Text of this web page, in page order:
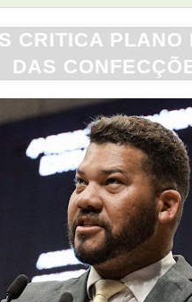
CRITICA
DAS